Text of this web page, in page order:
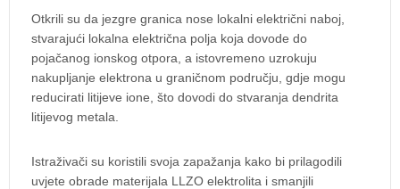
Otkrili su da jezgre granica nose lokalni električni naboj,
stvarajući lokalna električna polja koja dovode do
pojačanog ionskog otpora, a istovremeno uzrokuju
nakupljanje elektrona u graničnom području, gdje mogu
reducirati litijeve ione, što dovodi do stvaranja dendrita
litijevog metala.
Istraživači su koristili svoja zapažanja kako bi prilagodili
uvjete obrade materijala LLZO elektrolita i smanjili